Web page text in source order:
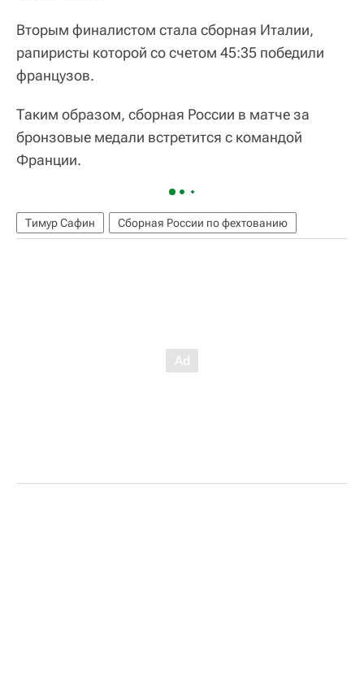
Вторым финалистом стала сборная Италии,
рапиристы которой со счетом 45:35 победили
французов.
Таким образом, сборная России в матче за
бронзовые медали встретится с командой
Франции.
Тимур Сафин Сборная России по фехтованию